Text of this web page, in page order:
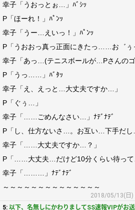
幸子「うおっとぉ…」ﾊﾞｼｯ
P「ほーれ！」ﾊﾟﾝｯ
幸子「うー…えいっ！」ﾊﾟﾝｯ
P「うおおっ真っ正面にきたっ……お゛ぅ
幸子「あっ…(テニスボールが…Pさんの
P「うっ……」ﾊﾞﾀｯ
幸子「え、えっと…大丈夫ですか…」
P「ぐぅ…」
幸子「……ごめんなさい…」ﾅﾃﾞﾅﾃﾞ
P「し、仕方ないさ…。お互い…下手だ
幸子「……大丈夫ですか…？」
P「……大丈夫…だけど10分くらい待って
幸子「………」ﾅﾃﾞﾅﾃﾞ
～～～～～～～～～～～～～～
2018/05/13(日)
5: 以下、名無しにかわりましてSS速報VIPがお